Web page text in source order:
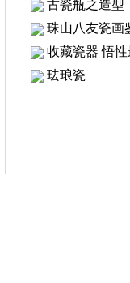
古瓷瓶之造型
珠山八友瓷画
收藏瓷器 悟
珐琅瓷